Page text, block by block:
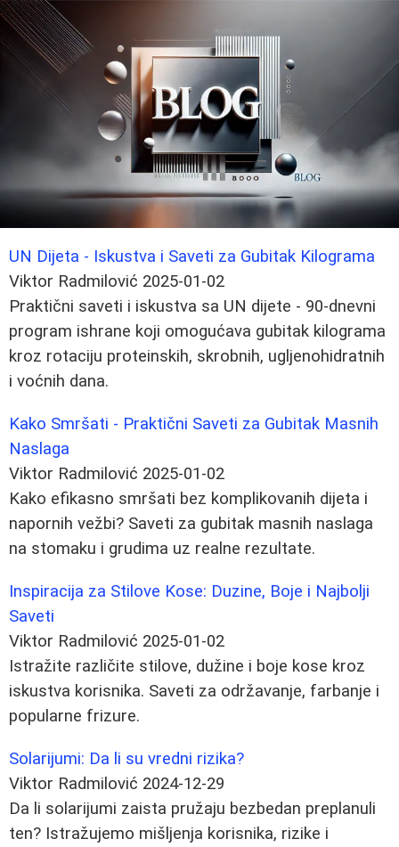
UN Dijeta - Iskustva i Saveti za Gubitak Kilograma
Viktor Radmilović 2025-01-02
Praktični saveti i iskustva sa UN dijete - 90-dnevni
program ishrane koji omogućava gubitak kilograma
kroz rotaciju proteinskih, skrobnih, ugljenohidratnih
i voćnih dana.
Kako Smršati - Praktični Saveti za Gubitak Masnih
Naslaga
Viktor Radmilović 2025-01-02
Kako efikasno smršati bez komplikovanih dijeta i
napornih vežbi? Saveti za gubitak masnih naslaga
na stomaku i grudima uz realne rezultate.
Inspiracija za Stilove Kose: Duzine, Boje i Najbolji
Saveti
Viktor Radmilović 2025-01-02
Istražite različite stilove, dužine i boje kose kroz
iskustva korisnika. Saveti za održavanje, farbanje i
popularne frizure.
Solarijumi: Da li su vredni rizika?
Viktor Radmilović 2024-12-29
Da li solarijumi zaista pružaju bezbedan preplanuli
ten? Istražujemo mišljenja korisnika, rizike i